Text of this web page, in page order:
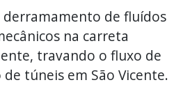
derramamento de fluídos
na carreta
travando o fluxo de
túneis em São Vicente.